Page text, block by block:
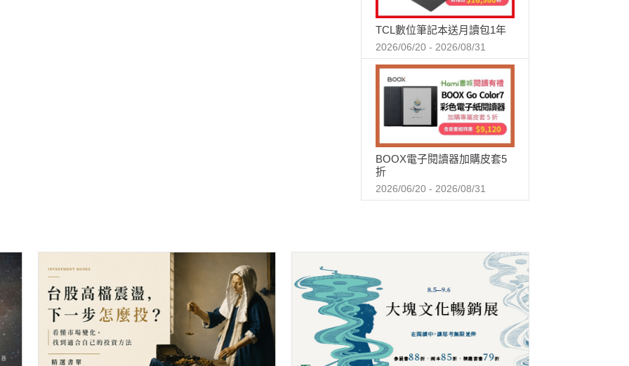
TCL數位筆記本送月讀包1年
2026/06/20 - 2026/08/31
BOOX電子閱讀器加購皮套5
折
2026/06/20 - 2026/08/31